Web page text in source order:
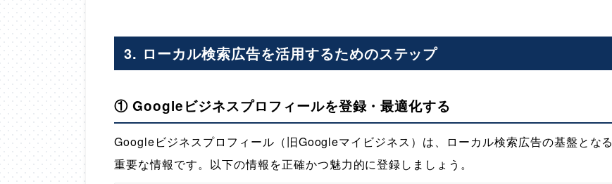
3. ローカル検索広告を活用するためのステップ
① Googleビジネスプロフィールを登録・最適化する
Googleビジネスプロフィール（旧Googleマイビジネス）は、ローカル検索広告の基盤となる
重要な情報です。以下の情報を正確かつ魅力的に登録しましょう。